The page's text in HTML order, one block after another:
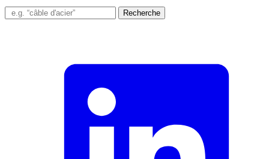
Recherche